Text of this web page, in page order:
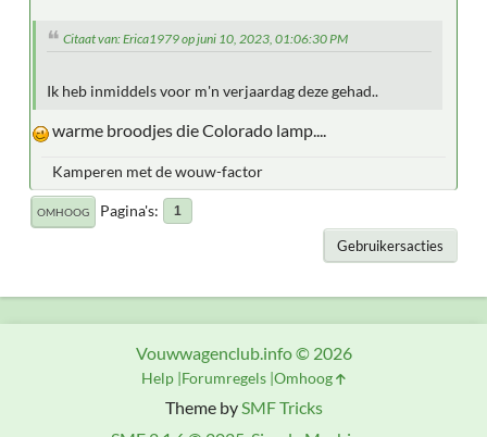
Citaat van: Erica1979 op juni 10, 2023, 01:06:30 PM
Ik heb inmiddels voor m'n verjaardag deze gehad..
warme broodjes die Colorado lamp....
Kamperen met de wouw-factor
OMHOOG Pagina's 1
Gebruikersacties
Theme bySMF Tricks
Vouwwagenclub.info © 2026
Help Forumregels Omhoog